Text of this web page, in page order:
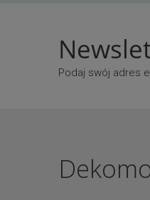
Podaj swój adres